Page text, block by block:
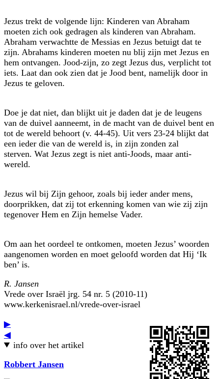
Jezus trekt de volgende lijn: Kinderen van Abraham
moeten zich ook gedragen als kinderen van Abraham.
Abraham verwachtte de Messias en Jezus betuigt dat te
zijn. Abrahams kinderen moeten nu blij zijn met Jezus en
hem ontvangen. Jood-zijn, zo zegt Jezus dus, verplicht tot
iets. Laat dan ook zien dat je Jood bent, namelijk door in
Jezus te geloven.
Doe je dat niet, dan blijkt uit je daden dat je de leugens
van de duivel aanneemt, in de macht van de duivel bent en
tot de wereld behoort (v. 44-45). Uit vers 23-24 blijkt dat
een ieder die van de wereld is, in zijn zonden zal
sterven. Wat Jezus zegt is niet anti-Joods, maar anti-
wereld.
Jezus wil bij Zijn gehoor, zoals bij ieder ander mens,
doorprikken, dat zij tot erkenning komen van wie zij zijn
tegenover Hem en Zijn hemelse Vader.
Om aan het oordeel te ontkomen, moeten Jezus’ woorden
aangenomen worden en moet geloofd worden dat Hij ‘Ik
ben’ is.
R. Jansen
Vrede over Israël jrg. 54 nr. 5 (2010-11)
www.kerkenisrael.nl/vrede-over-israel
▶
◀
info over het artikel
Robbert Jansen